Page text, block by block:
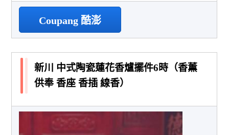
Coupang 酷澎
新川 中式陶瓷蓮花香爐擺件6時（香薰
供奉 香座 香插 線香）